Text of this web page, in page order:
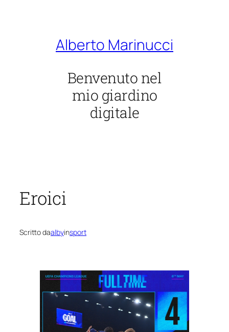
Alberto Marinucci
Benvenuto nel
mio giardino
digitale
Eroici
Scritto daalbyinsport